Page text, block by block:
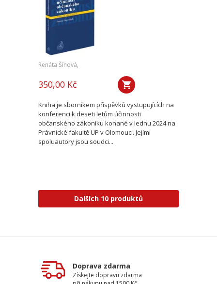
Renáta Šínová,
350,00 Kč
Kniha je sborníkem příspěvků vystupujících na
konferenci k deseti letům účinnosti
občanského zákoníku konané v lednu 2024 na
Právnické fakultě UP v Olomouci. Jejími
spoluautory jsou soudci...
Dalších 10 produktů
Doprava zdarma
Získejte dopravu zdarma